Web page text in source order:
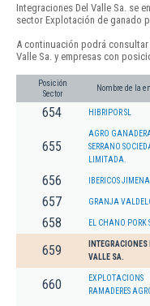
Integraciones Del Valle Sa. se
sector Explotación de ganado
A continuación podrá
Valle Sa. y empresas con
Posición
Sector
Nombre de la
654 HIBRIPOR SL
655
AGRO GANADERA
SERRANO
LIMITADA.
656 IBERICOS JIMENA
657 GRANJA
658 EL CHANO PORK
659
INTEGRACIONES
VALLE SA.
660
EXPLOTACIONS
RAMADERES